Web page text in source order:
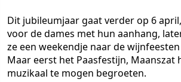
Dit jubileumjaar gaat verder op 6
voor de dames met hun aanhang,
ze een weekendje naar de
Maar eerst het Paasfestijn, Maanszat
muzikaal te mogen begroeten.